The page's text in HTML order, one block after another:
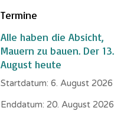
Termine
Alle haben die Absicht,
Mauern zu bauen. Der 13.
August heute
Startdatum:6. August 2026
Enddatum: 20. August 2026